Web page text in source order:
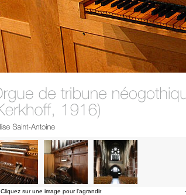
Cliquez sur une image pour l'agrandir